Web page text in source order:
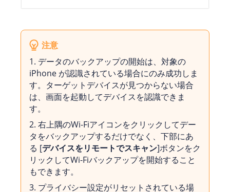
注意
1. データのバックアップの開始は、対象の
iPhone が認識されている場合にのみ成功しま
す。ターゲットデバイスが見つからない場合
は、画面を起動してデバイスを認識できま
す。
2. 右上隅のWi-Fiアイコンをクリックしてデー
タをバックアップするだけでなく、下部にあ
る [デバイスをリモートでスキャン]ボタンをク
リックしてWi-Fiバックアップを開始すること
もできます。
3. プライバシー設定がリセットされている場